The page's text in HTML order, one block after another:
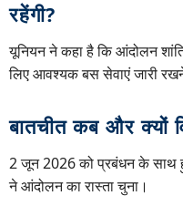
रहेंगी?
यूनियन ने कहा है कि आंदोलन
लिए आवश्यक बस सेवाएं जारी
बातचीत कब और क्यों
2 जून 2026 को प्रबंधन के साथ
ने आंदोलन का रास्ता चुना।